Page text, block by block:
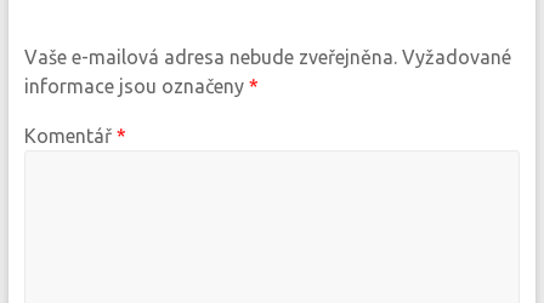
Vaše e-mailová adresa nebude zveřejněna. Vyžadované
informace jsou označeny *
Komentář *